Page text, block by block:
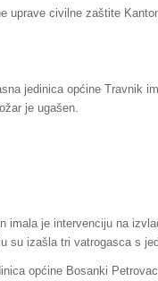
uprave civilne zaštite
jedinica općine Travnik
je ugašen.
imala je intervenciju na
su izašla tri vatrogasca s
općine Bosanki